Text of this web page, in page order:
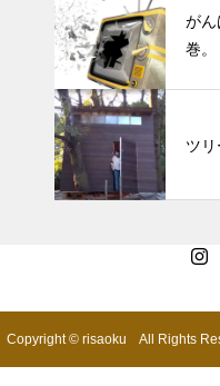
がん
巻。
ツ
Copyright © risaoku All Rights